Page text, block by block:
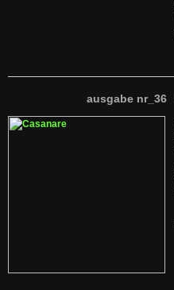
ausgabe nr_36